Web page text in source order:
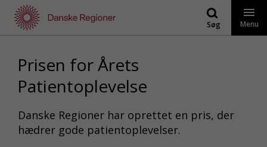
indhold
Søg Menu
Prisen for Årets
Patientoplevelse
Danske Regioner har oprettet en pris, der
hædrer gode patientoplevelser.